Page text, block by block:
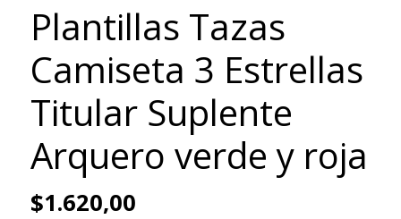
Plantillas Tazas
Camiseta 3 Estrellas
Titular Suplente
Arquero verde y roja
$1.620,00